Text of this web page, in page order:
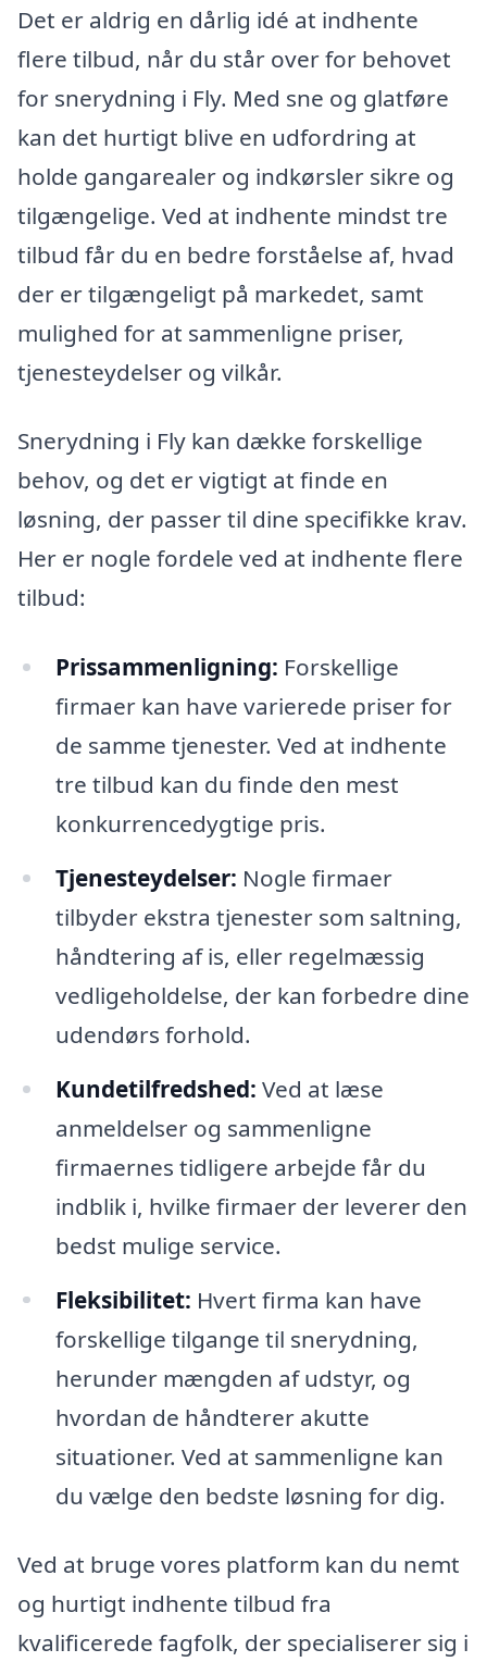
Det er aldrig en dårlig idé at indhente
flere tilbud, når du står over for behovet
for snerydning i Fly. Med sne og glatføre
kan det hurtigt blive en udfordring at
holde gangarealer og indkørsler sikre og
tilgængelige. Ved at indhente mindst tre
tilbud får du en bedre forståelse af, hvad
der er tilgængeligt på markedet, samt
mulighed for at sammenligne priser,
tjenesteydelser og vilkår.
Snerydning i Fly kan dække forskellige
behov, og det er vigtigt at finde en
løsning, der passer til dine specifikke krav.
Her er nogle fordele ved at indhente flere
tilbud:
Prissammenligning: Forskellige
firmaer kan have varierede priser for
de samme tjenester. Ved at indhente
tre tilbud kan du finde den mest
konkurrencedygtige pris.
Tjenesteydelser: Nogle firmaer
tilbyder ekstra tjenester som saltning,
håndtering af is, eller regelmæssig
vedligeholdelse, der kan forbedre dine
udendørs forhold.
Kundetilfredshed: Ved at læse
anmeldelser og sammenligne
firmaernes tidligere arbejde får du
indblik i, hvilke firmaer der leverer den
bedst mulige service.
Fleksibilitet: Hvert firma kan have
forskellige tilgange til snerydning,
herunder mængden af udstyr, og
hvordan de håndterer akutte
situationer. Ved at sammenligne kan
du vælge den bedste løsning for dig.
Ved at bruge vores platform kan du nemt
og hurtigt indhente tilbud fra
kvalificerede fagfolk, der specialiserer sig i